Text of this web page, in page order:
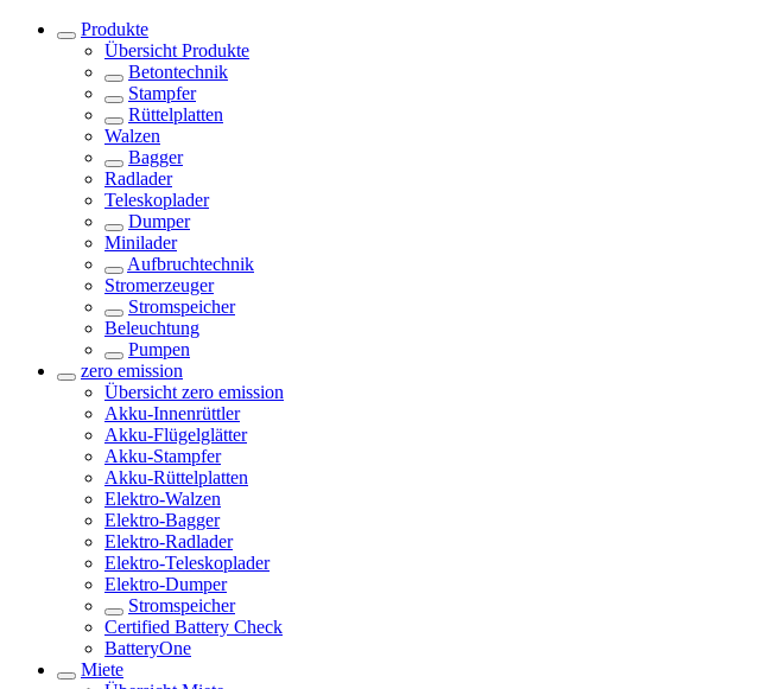
Produkte
Übersicht Produkte
Betontechnik
Stampfer
Rüttelplatten
Walzen
Bagger
Radlader
Teleskoplader
Dumper
Minilader
Aufbruchtechnik
Stromerzeuger
Stromspeicher
Beleuchtung
Pumpen
zero emission
Übersicht zero emission
Akku-Innenrüttler
Akku-Flügelglätter
Akku-Stampfer
Akku-Rüttelplatten
Elektro-Walzen
Elektro-Bagger
Elektro-Radlader
Elektro-Teleskoplader
Elektro-Dumper
Stromspeicher
Certified Battery Check
BatteryOne
Miete